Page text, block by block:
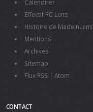
Calendrier
Effectif RC Lens
Histoire de MadeInLens
Mentions
Archives
Sitemap
Flux RSS | Atom
CONTACT